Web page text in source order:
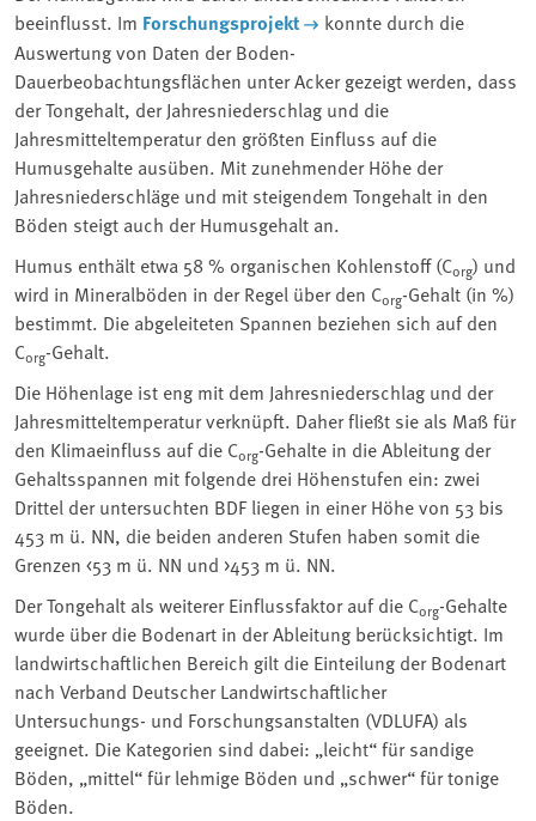
beeinflusst. Im Forschungsprojekt
konnte durch die
Auswertung von Daten der Boden-
Dauerbeobachtungsflächen unter Acker gezeigt werden, dass
der Tongehalt, der Jahresniederschlag und die
Jahresmitteltemperatur den größten Einfluss auf die
Humusgehalte ausüben. Mit zunehmender Höhe der
Jahresniederschläge und mit steigendem Tongehalt in den
Böden steigt auch der Humusgehalt an.
Humus enthält etwa 58 % organischen Kohlenstoff (Corg) und
wird in Mineralböden in der Regel über den Corg-Gehalt (in %)
bestimmt. Die abgeleiteten Spannen beziehen sich auf den
Corg-Gehalt.
Die Höhenlage ist eng mit dem Jahresniederschlag und der
Jahresmitteltemperatur verknüpft. Daher fließt sie als Maß für
den Klimaeinfluss auf die Corg-Gehalte in die Ableitung der
Gehaltsspannen mit folgende drei Höhenstufen ein: zwei
Drittel der untersuchten BDF liegen in einer Höhe von 53 bis
453 m ü. NN, die beiden anderen Stufen haben somit die
Grenzen <53 m ü. NN und >453 m ü. NN.
Der Tongehalt als weiterer Einflussfaktor auf die Corg-Gehalte
wurde über die Bodenart in der Ableitung berücksichtigt. Im
landwirtschaftlichen Bereich gilt die Einteilung der Bodenart
nach Verband Deutscher Landwirtschaftlicher
Untersuchungs- und Forschungsanstalten (VDLUFA) als
geeignet. Die Kategorien sind dabei: „leicht“ für sandige
Böden, „mittel“ für lehmige Böden und „schwer“ für tonige
Böden.